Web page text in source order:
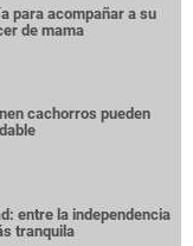
para acompañar a su
de mama
cachorros pueden
entre la independencia
tranquila